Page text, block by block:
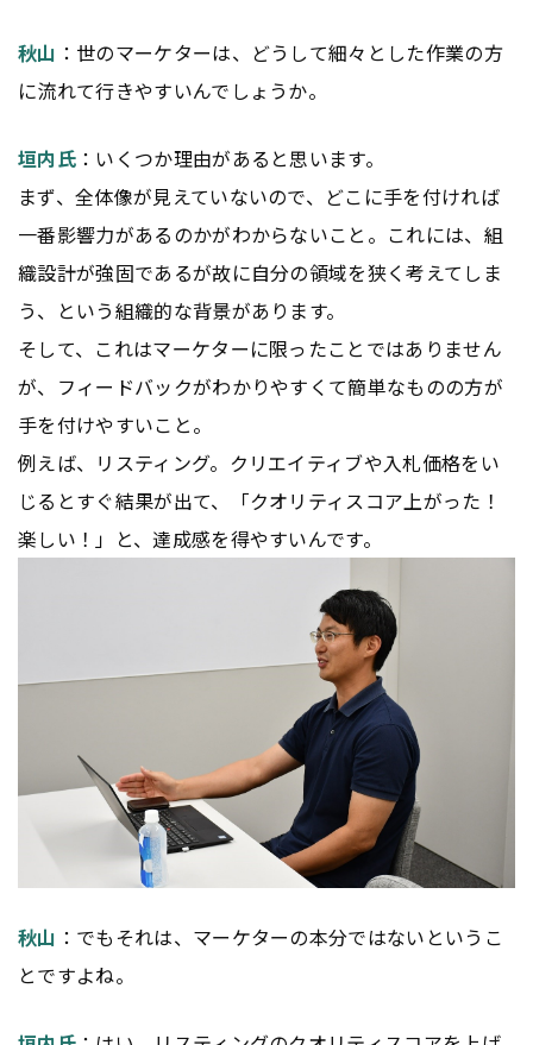
秋山 ：世のマーケターは、どうして細々とした作業の方
に流れて行きやすいんでしょうか。
垣内氏：いくつか理由があると思います。
まず、全体像が見えていないので、どこに手を付ければ
一番影響力があるのかがわからないこと。これには、組
織設計が強固であるが故に自分の領域を狭く考えてしま
う、という組織的な背景があります。
そして、これはマーケターに限ったことではありません
が、フィードバックがわかりやすくて簡単なものの方が
手を付けやすいこと。
例えば、リスティング。クリエイティブや入札価格をい
じるとすぐ結果が出て、「クオリティスコア上がった！
楽しい！」と、達成感を得やすいんです。
秋山 ：でもそれは、マーケターの本分ではないというこ
とですよね。